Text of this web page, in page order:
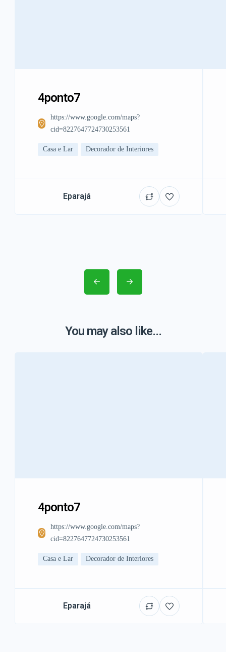
4ponto7
https://www.google.com/maps?
cid=8227647724730253561
Casa e Lar Decorador de Interiores
Eparajá
You may also like...
4ponto7
https://www.google.com/maps?
cid=8227647724730253561
Casa e Lar Decorador de Interiores
Eparajá